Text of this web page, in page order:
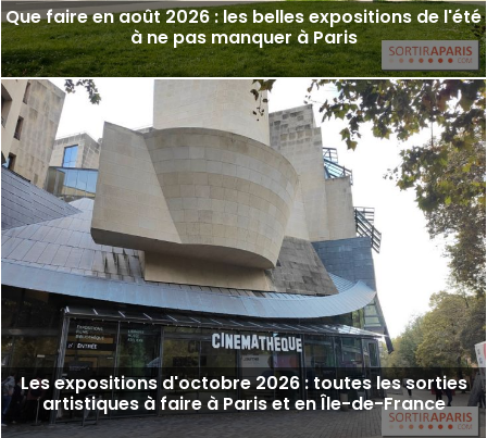
Que faire en août 2026 : les belles expositions de l'été
à ne pas manquer à Paris
Les expositions d'octobre 2026 : toutes les sorties
artistiques à faire à Paris et en Île-de-France